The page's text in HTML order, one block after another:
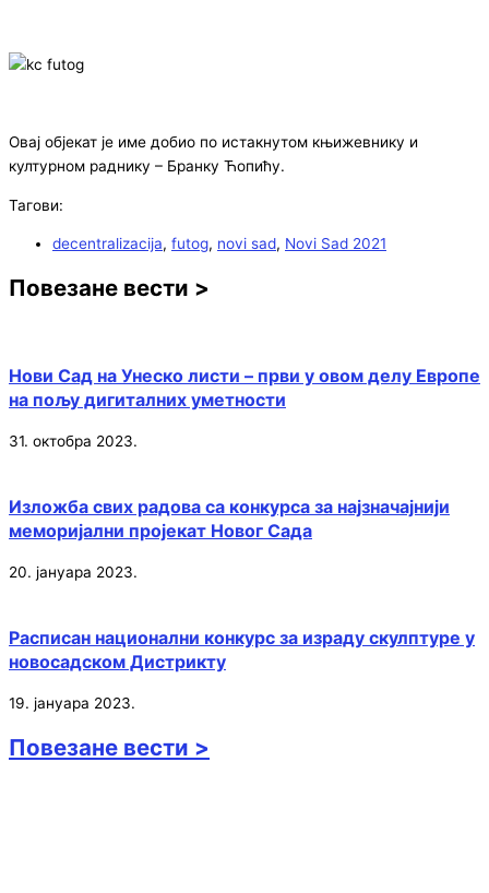
Овај објекат је име добио по истакнутом књижевнику и
културном раднику – Бранку Ћопићу.
Тагови:
decentralizacija, futog, novi sad, Novi Sad 2021
Повезане вести >
Нови Сад на Унеско листи – први у овом делу Европе
на пољу дигиталних уметности
31. октобра 2023.
Изложба свих радова са конкурса за најзначајнији
меморијални пројекат Новог Сада
20. јануара 2023.
Расписан национални конкурс за израду скулптуре у
новосадском Дистрикту
19. јануара 2023.
Повезане вести >